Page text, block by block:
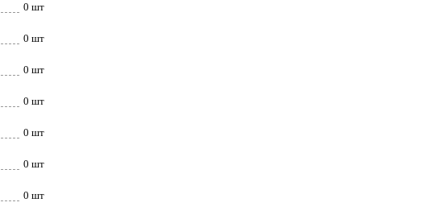
0 шт
0 шт
0 шт
0 шт
0 шт
0 шт
0 шт